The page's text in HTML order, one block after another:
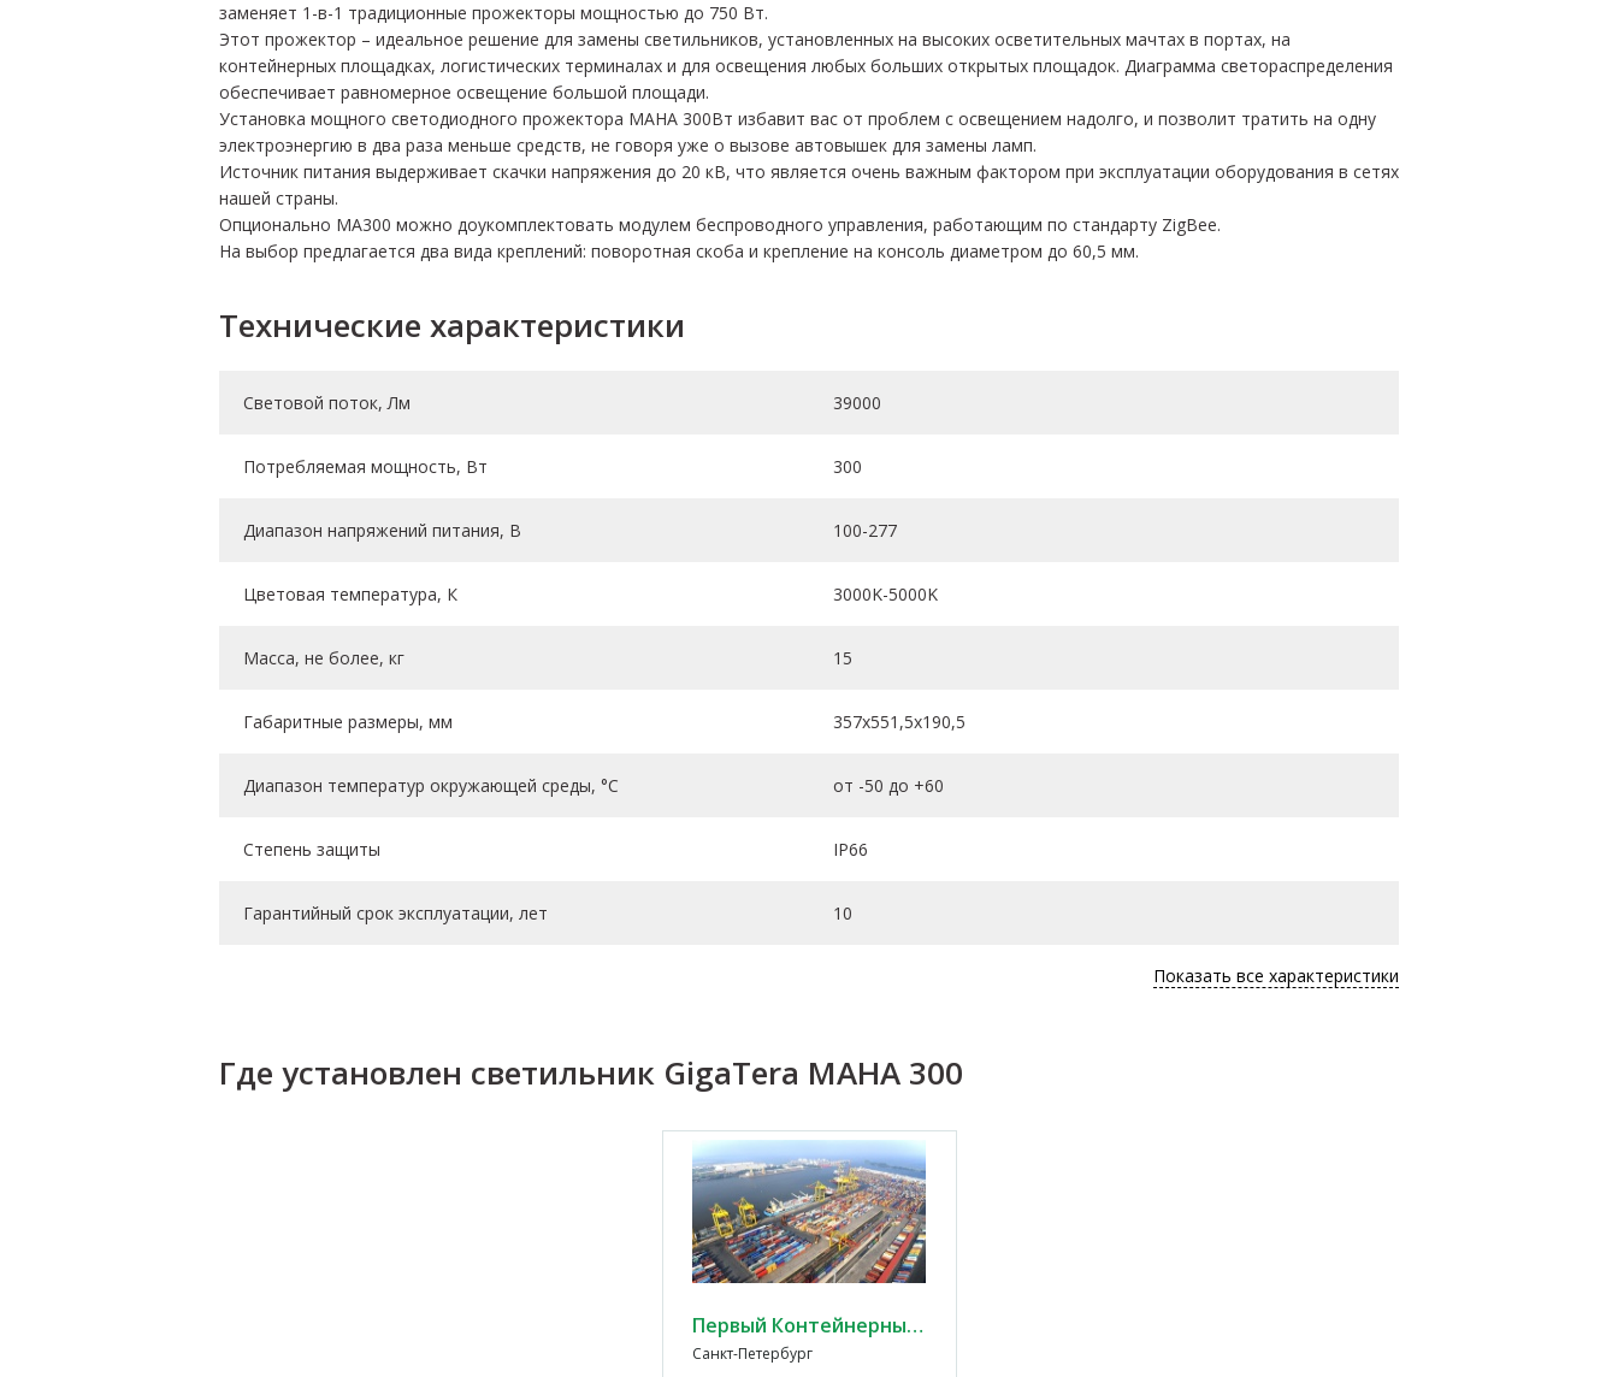
заменяет 1-в-1 традиционные прожекторы мощностью до 750 Вт.
Этот прожектор – идеальное решение для замены светильников, установленных на высоких осветительных мачтах в портах, на
контейнерных площадках, логистических терминалах и для освещения любых больших открытых площадок. Диаграмма светораспределения
обеспечивает равномерное освещение большой площади.
Установка мощного светодиодного прожектора MAHA 300Вт избавит вас от проблем с освещением надолго, и позволит тратить на одну
электроэнергию в два раза меньше средств, не говоря уже о вызове автовышек для замены ламп.
Источник питания выдерживает скачки напряжения до 20 кВ, что является очень важным фактором при эксплуатации оборудования в сетях
нашей страны.
Опционально MA300 можно доукомплектовать модулем беспроводного управления, работающим по стандарту ZigBee.
На выбор предлагается два вида креплений: поворотная скоба и крепление на консоль диаметром до 60,5 мм.
Технические характеристики
Световой поток, Лм 39000
Потребляемая мощность, Вт 300
Диапазон напряжений питания, В 100-277
Цветовая температура, К 3000K-5000K
Масса, не более, кг 15
Габаритные размеры, мм 357х551,5х190,5
Диапазон температур окружающей среды, °C от -50 до +60
Степень защиты IP66
Гарантийный срок эксплуатации, лет 10
Показать все характеристики
Где установлен светильник GigaTera MAHA 300
Первый Контейнерный Терминал
Санкт-Петербург